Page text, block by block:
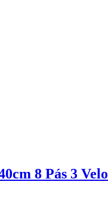
8 Pás 3